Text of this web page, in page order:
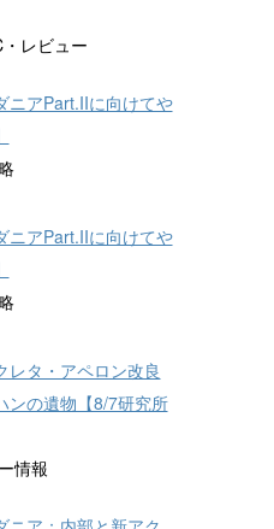
レビュー
ニアPart.IIに向けてや
ニアPart.IIに向けてや
レタ・アペロン改良
ンの遺物【8/7研究所
情報